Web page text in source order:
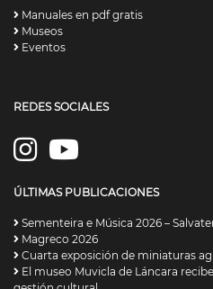
Manuales en pdf gratis
Museos
Eventos
REDES SOCIALES
ÚLTIMAS PUBLICACIONES
Sementeira e Música 2026 –
Magreco 2026
Cuarta exposición de miniaturas
El museo Muvicla de Láncara